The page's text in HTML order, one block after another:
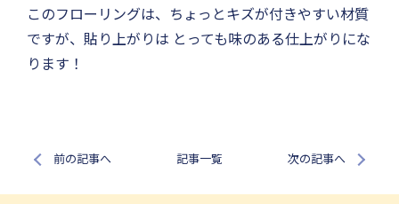
このフローリングは、ちょっとキズが付きやすい材質
ですが、貼り上がりは とっても味のある仕上がりにな
ります！
前の記事へ 記事一覧 次の記事へ